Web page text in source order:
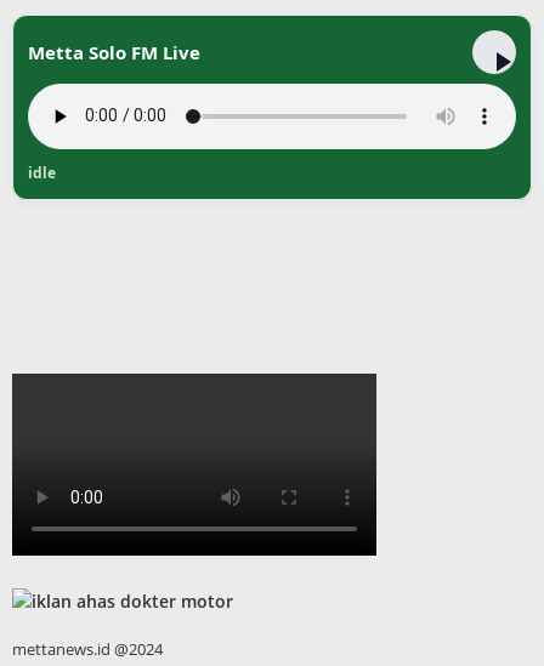
Metta Solo FM Live
idle
mettanews.id @2024